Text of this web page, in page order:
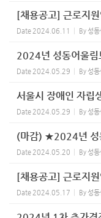
[채용공고] 근로지
Date 2024.06.11 By성동
2024년 성동어울림
Date 2024.05.29 By성동
서울시 장애인 자립
Date 2024.05.29 By성동
(마감) ★2024년 성
Date 2024.05.20 By성동
[채용공고] 근로지
Date 2024.05.17 By성동